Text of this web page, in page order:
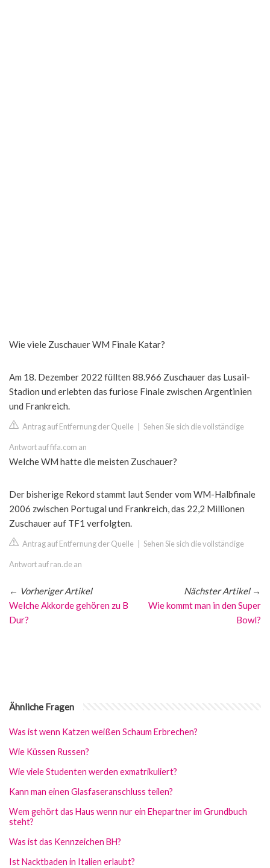
Wie viele Zuschauer WM Finale Katar?
Am 18. Dezember 2022 füllten 88.966 Zuschauer das Lusail-
Stadion und erlebten das furiose Finale zwischen Argentinien
und Frankreich.
Antrag auf Entfernung der Quelle Sehen Sie sich die vollständige
Antwort auf fifa.com an
Welche WM hatte die meisten Zuschauer?
Der bisherige Rekord stammt laut Sender vom WM-Halbfinale
2006 zwischen Portugal und Frankreich, das 22,2 Millionen
Zuschauer auf TF1 verfolgten.
Antrag auf Entfernung der Quelle Sehen Sie sich die vollständige
Antwort auf ran.de an
← Vorheriger Artikel
Welche Akkorde gehören zu B
Dur?
Nächster Artikel→
Wie kommt man in den Super
Bowl?
Ähnliche Fragen
Was ist wenn Katzen weißen Schaum Erbrechen?
Wie Küssen Russen?
Wie viele Studenten werden exmatrikuliert?
Kann man einen Glasfaseranschluss teilen?
Wem gehört das Haus wenn nur ein Ehepartner im Grundbuch
steht?
Was ist das Kennzeichen BH?
Ist Nacktbaden in Italien erlaubt?